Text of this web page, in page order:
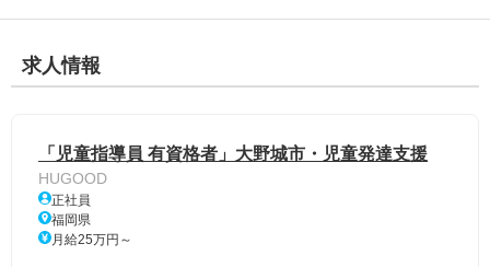
求人情報
「児童指導員 有資格者」大野城市・児童発達支援
HUGOOD
正社員
福岡県
月給25万円～